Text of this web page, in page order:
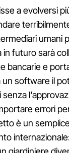
a evolversi
umani
in futuro sarà
bancarie e
un software il
senza
errori
è un